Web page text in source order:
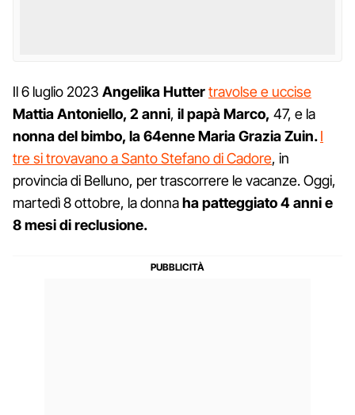
Il 6 luglio 2023 Angelika Huttertravolse e uccise
Mattia Antoniello, 2 anni, il papà Marco, 47, e la
nonna del bimbo, la 64enne Maria Grazia Zuin.I
tre si trovavano a Santo Stefano di Cadore, in
provincia di Belluno, per trascorrere le vacanze. Oggi,
martedì 8 ottobre, la donnaha patteggiato 4 anni e
8 mesi di reclusione.